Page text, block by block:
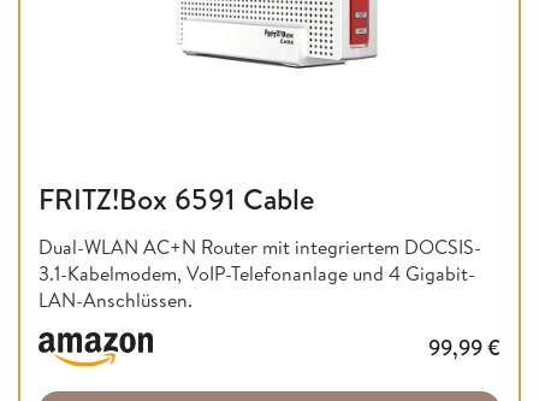
FRITZ!Box 6591 Cable
Dual-WLAN AC+N Router mit integriertem DOCSIS-
3.1-Kabelmodem, VoIP-Telefonanlage und 4 Gigabit-
LAN-Anschlüssen.
99,99€